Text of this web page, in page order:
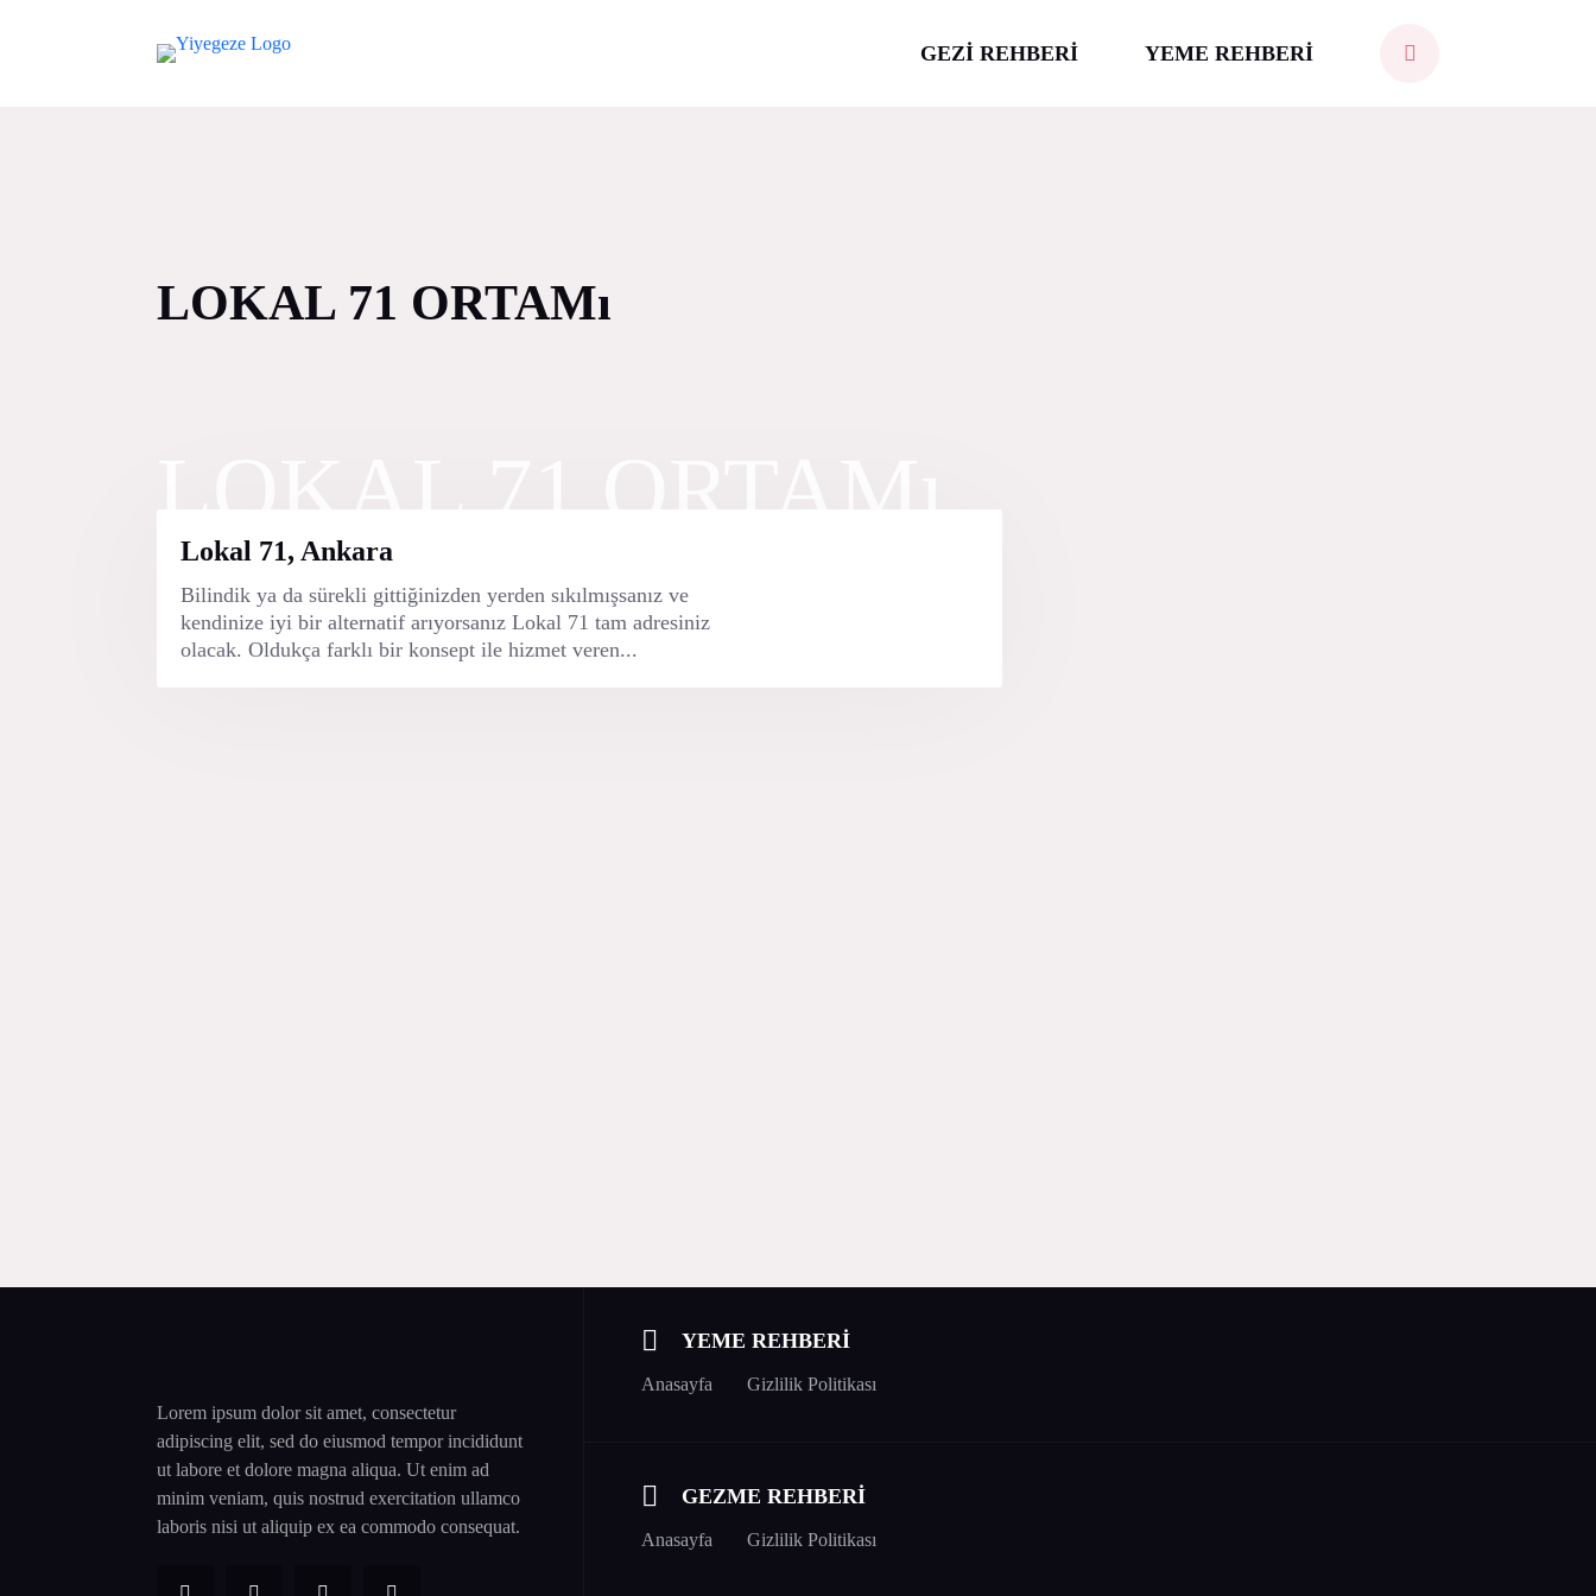
GEZİ REHBERİ YEME REHBERİ
LOKAL 71 ORTAMı
Lokal 71, Ankara
Bilindik ya da sürekli gittiğinizden yerden sıkılmışsanız ve
kendinize iyi bir alternatif arıyorsanız Lokal 71 tam adresiniz
olacak. Oldukça farklı bir konsept ile hizmet veren...
Lorem ipsum dolor sit amet, consectetur
adipiscing elit, sed do eiusmod tempor incididunt
ut labore et dolore magna aliqua. Ut enim ad
minim veniam, quis nostrud exercitation ullamco
laboris nisi ut aliquip ex ea commodo consequat.
YEME REHBERİ
Anasayfa Gizlilik Politikası
GEZME REHBERİ
Anasayfa Gizlilik Politikası